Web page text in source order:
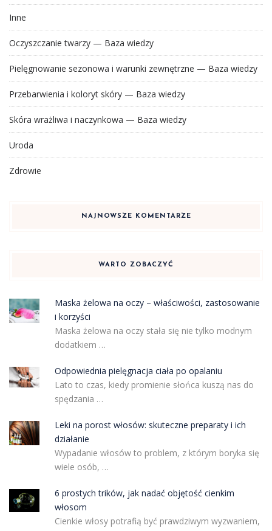
Inne
Oczyszczanie twarzy — Baza wiedzy
Pielęgnowanie sezonowa i warunki zewnętrzne — Baza wiedzy
Przebarwienia i koloryt skóry — Baza wiedzy
Skóra wrażliwa i naczynkowa — Baza wiedzy
Uroda
Zdrowie
NAJNOWSZE KOMENTARZE
WARTO ZOBACZYĆ
Maska żelowa na oczy – właściwości, zastosowanie
i korzyści
Maska żelowa na oczy stała się nie tylko modnym
dodatkiem …
Odpowiednia pielęgnacja ciała po opalaniu
Lato to czas, kiedy promienie słońca kuszą nas do
spędzania …
Leki na porost włosów: skuteczne preparaty i ich
działanie
Wypadanie włosów to problem, z którym boryka się
wiele osób, …
6 prostych trików, jak nadać objętość cienkim
włosom
Cienkie włosy potrafią być prawdziwym wyzwaniem,